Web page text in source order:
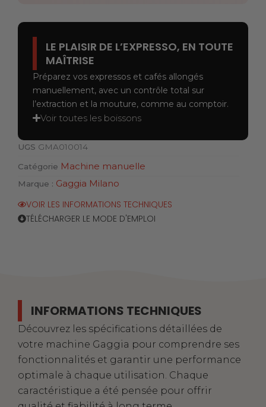
LE PLAISIR DE L’EXPRESSO, EN TOUTE
MAÎTRISE
Préparez vos expressos et cafés allongés
manuellement, avec un contrôle total sur
l’extraction et la mouture, comme au comptoir.
Voir toutes les boissons
UGS GMA010014
Catégorie Machine manuelle
Marque : Gaggia Milano
VOIR LES INFORMATIONS TECHNIQUES
TÉLÉCHARGER LE MODE D'EMPLOI
INFORMATIONS TECHNIQUES
Découvrez les spécifications détaillées de
votre machine Gaggia pour comprendre ses
fonctionnalités et garantir une performance
optimale à chaque utilisation. Chaque
caractéristique a été pensée pour offrir